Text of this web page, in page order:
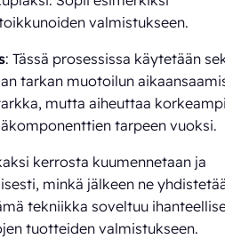
valmistukseen.
: Tässä prosessissa käytetään
tarkan muotoilun
mutta aiheuttaa
tarpeen vuoksi.
kerrosta kuumennetaan ja
minkä jälkeen ne
tekniikka soveltuu
tuotteiden valmistukseen.